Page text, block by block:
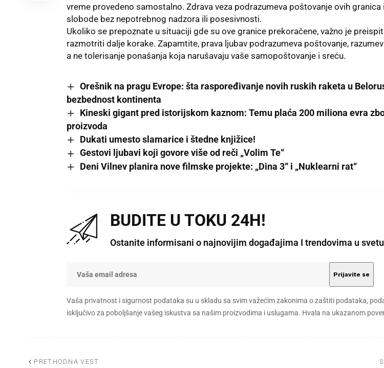
vreme provedeno samostalno. Zdrava veza podrazumeva poštovanje ovih granica
slobode bez nepotrebnog nadzora ili posesivnosti.
Ukoliko se prepoznate u situaciji gde su ove granice prekoračene, važno je
razmotriti dalje korake. Zapamtite, prava ljubav podrazumeva poštovanje,
a ne tolerisanje ponašanja koja narušavaju vaše samopoštovanje i sreću.
Orešnik na pragu Evrope: šta raspoređivanje novih ruskih raketa u
bezbednost kontinenta
Kineski gigant pred istorijskom kaznom: Temu plaća 200 miliona evra
proizvoda
Dukati umesto slamarice i štedne knjižice!
Gestovi ljubavi koji govore više od reči „Volim Te“
Deni Vilnev planira nove filmske projekte: „Dina 3“ i „Nuklearni rat“
BUDITE U TOKU 24H!
Ostanite informisani o najnovijim događajima I trendovima u
Vaša privatnost i sigurnost podataka su u skladu sa svim važećim zakonima o zaštiti podataka,
isključivo za poboljšanje vašeg iskustva sa našim proizvodima i uslugama. Hvala na ukazanom
PRETHODNA VEST